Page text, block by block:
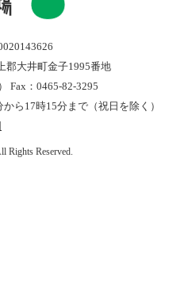
大井町金子1995番地
Fax：0465-82-3295
ら17時15分まで（祝日を除く）
Rights Reserved.